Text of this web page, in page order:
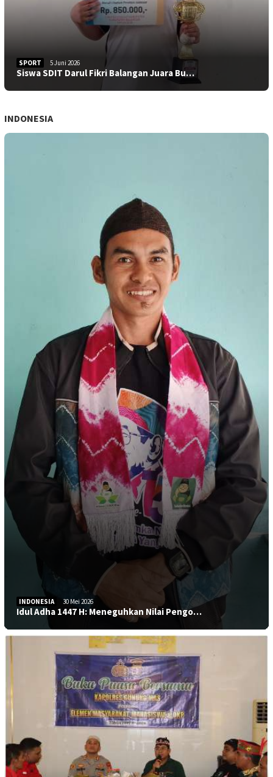
SPORT 5 Juni 2026
Siswa SDIT Darul Fikri Balangan Juara Bu…
INDONESIA
INDONESIA 30 Mei 2026
Idul Adha 1447 H: Meneguhkan Nilai Pengo…